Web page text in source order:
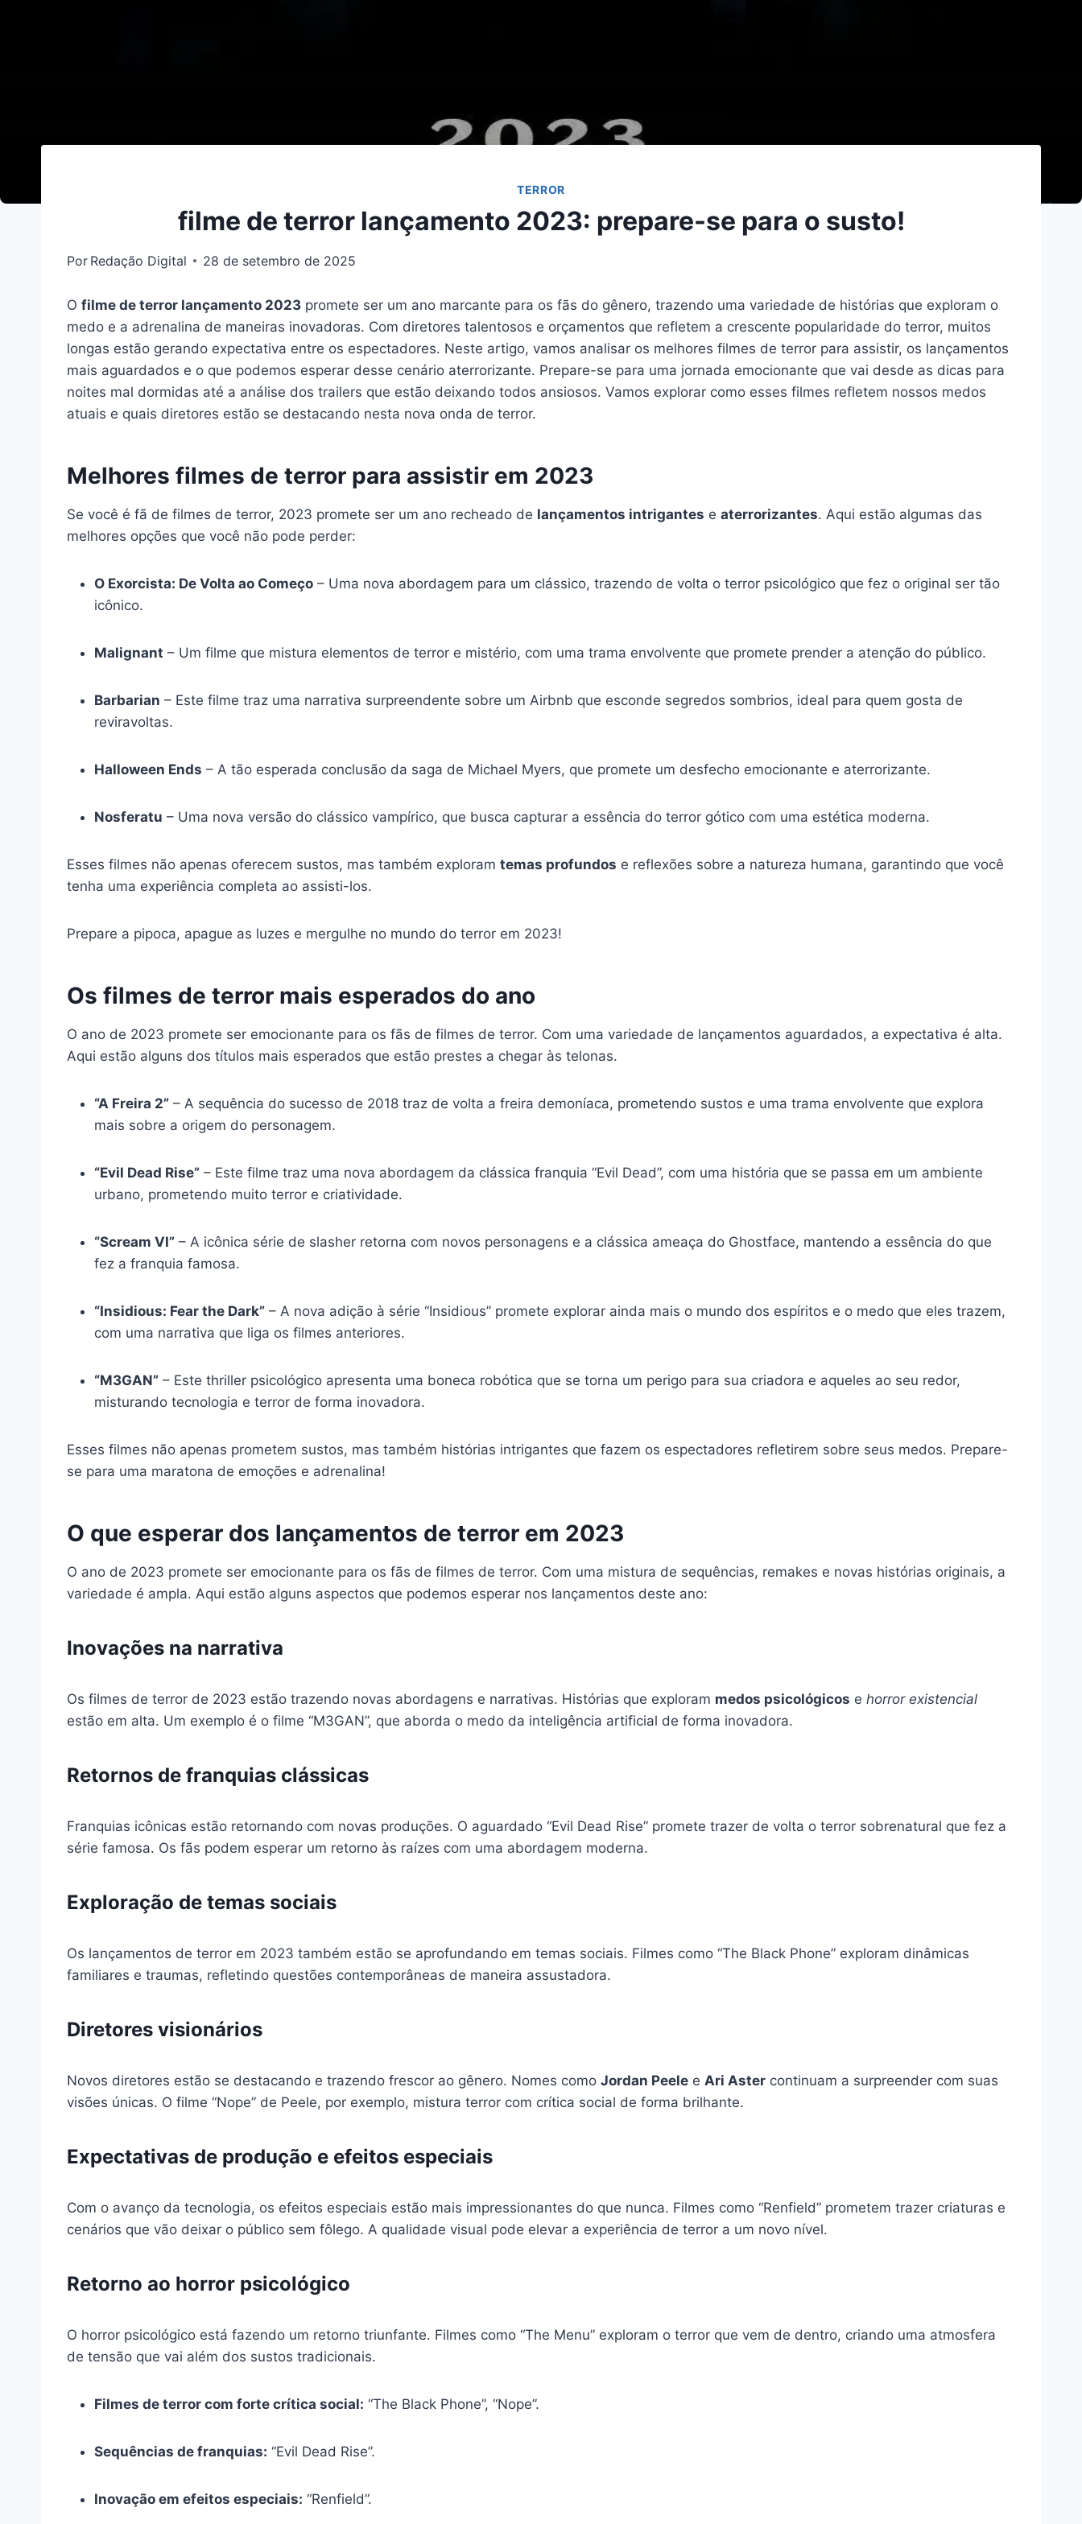
TERROR
filme de terror lançamento 2023: prepare-se para o susto!
Por Redação Digital 28 de setembro de 2025
O filme de terror lançamento 2023 promete ser um ano marcante para os fãs do gênero, trazendo uma variedade de histórias que exploram o
medo e a adrenalina de maneiras inovadoras. Com diretores talentosos e orçamentos que refletem a crescente popularidade do terror, muitos
longas estão gerando expectativa entre os espectadores. Neste artigo, vamos analisar os melhores filmes de terror para assistir, os lançamentos
mais aguardados e o que podemos esperar desse cenário aterrorizante. Prepare-se para uma jornada emocionante que vai desde as dicas para
noites mal dormidas até a análise dos trailers que estão deixando todos ansiosos. Vamos explorar como esses filmes refletem nossos medos
atuais e quais diretores estão se destacando nesta nova onda de terror.
Melhores filmes de terror para assistir em 2023
Se você é fã de filmes de terror, 2023 promete ser um ano recheado de lançamentos intrigantes e aterrorizantes. Aqui estão algumas das
melhores opções que você não pode perder:
O Exorcista: De Volta ao Começo – Uma nova abordagem para um clássico, trazendo de volta o terror psicológico que fez o original ser tão
icônico.
Malignant – Um filme que mistura elementos de terror e mistério, com uma trama envolvente que promete prender a atenção do público.
Barbarian – Este filme traz uma narrativa surpreendente sobre um Airbnb que esconde segredos sombrios, ideal para quem gosta de
reviravoltas.
Halloween Ends – A tão esperada conclusão da saga de Michael Myers, que promete um desfecho emocionante e aterrorizante.
Nosferatu – Uma nova versão do clássico vampírico, que busca capturar a essência do terror gótico com uma estética moderna.
Esses filmes não apenas oferecem sustos, mas também exploram temas profundos e reflexões sobre a natureza humana, garantindo que você
tenha uma experiência completa ao assisti-los.
Prepare a pipoca, apague as luzes e mergulhe no mundo do terror em 2023!
Os filmes de terror mais esperados do ano
O ano de 2023 promete ser emocionante para os fãs de filmes de terror. Com uma variedade de lançamentos aguardados, a expectativa é alta.
Aqui estão alguns dos títulos mais esperados que estão prestes a chegar às telonas.
“A Freira 2” – A sequência do sucesso de 2018 traz de volta a freira demoníaca, prometendo sustos e uma trama envolvente que explora
mais sobre a origem do personagem.
“Evil Dead Rise” – Este filme traz uma nova abordagem da clássica franquia “Evil Dead”, com uma história que se passa em um ambiente
urbano, prometendo muito terror e criatividade.
“Scream VI” – A icônica série de slasher retorna com novos personagens e a clássica ameaça do Ghostface, mantendo a essência do que
fez a franquia famosa.
“Insidious: Fear the Dark” – A nova adição à série “Insidious” promete explorar ainda mais o mundo dos espíritos e o medo que eles trazem,
com uma narrativa que liga os filmes anteriores.
“M3GAN” – Este thriller psicológico apresenta uma boneca robótica que se torna um perigo para sua criadora e aqueles ao seu redor,
misturando tecnologia e terror de forma inovadora.
Esses filmes não apenas prometem sustos, mas também histórias intrigantes que fazem os espectadores refletirem sobre seus medos. Prepare-
se para uma maratona de emoções e adrenalina!
O que esperar dos lançamentos de terror em 2023
O ano de 2023 promete ser emocionante para os fãs de filmes de terror. Com uma mistura de sequências, remakes e novas histórias originais, a
variedade é ampla. Aqui estão alguns aspectos que podemos esperar nos lançamentos deste ano:
Inovações na narrativa
Os filmes de terror de 2023 estão trazendo novas abordagens e narrativas. Histórias que exploram medos psicológicos e horror existencial
estão em alta. Um exemplo é o filme “M3GAN”, que aborda o medo da inteligência artificial de forma inovadora.
Retornos de franquias clássicas
Franquias icônicas estão retornando com novas produções. O aguardado “Evil Dead Rise” promete trazer de volta o terror sobrenatural que fez a
série famosa. Os fãs podem esperar um retorno às raízes com uma abordagem moderna.
Exploração de temas sociais
Os lançamentos de terror em 2023 também estão se aprofundando em temas sociais. Filmes como “The Black Phone” exploram dinâmicas
familiares e traumas, refletindo questões contemporâneas de maneira assustadora.
Diretores visionários
Novos diretores estão se destacando e trazendo frescor ao gênero. Nomes como Jordan Peele e Ari Aster continuam a surpreender com suas
visões únicas. O filme “Nope” de Peele, por exemplo, mistura terror com crítica social de forma brilhante.
Expectativas de produção e efeitos especiais
Com o avanço da tecnologia, os efeitos especiais estão mais impressionantes do que nunca. Filmes como “Renfield” prometem trazer criaturas e
cenários que vão deixar o público sem fôlego. A qualidade visual pode elevar a experiência de terror a um novo nível.
Retorno ao horror psicológico
O horror psicológico está fazendo um retorno triunfante. Filmes como “The Menu” exploram o terror que vem de dentro, criando uma atmosfera
de tensão que vai além dos sustos tradicionais.
Filmes de terror com forte crítica social: “The Black Phone”, “Nope”.
Sequências de franquias: “Evil Dead Rise”.
Inovação em efeitos especiais: “Renfield”.